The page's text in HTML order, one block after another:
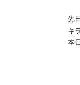
先
キ
本